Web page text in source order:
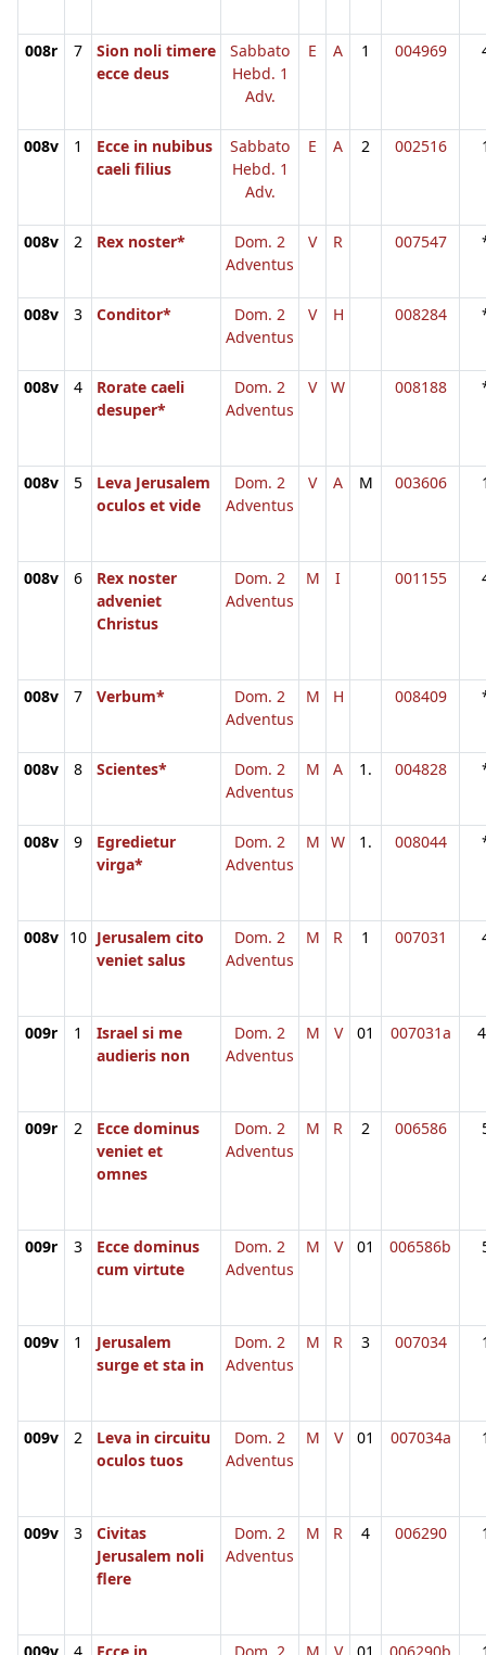
008r 7
Sion noli timere
ecce deus
Sabbato
Hebd. 1
Adv.
E A 1 004969
008v 1
Ecce in nubibus
caeli filius
Sabbato
Hebd. 1
Adv.
E A 2 002516
008v 2 Rex noster*
Dom. 2
Adventus
V R 007547
008v 3 Conditor*
Dom. 2
Adventus
V H 008284
008v 4
Rorate caeli
desuper*
Dom. 2
Adventus
V W 008188
008v 5
Leva Jerusalem
oculos et vide
Dom. 2
Adventus
V A M 003606
008v 6
Rex noster
adveniet
Christus
Dom. 2
Adventus
M I 001155
008v 7 Verbum*
Dom. 2
Adventus
M H 008409
008v 8 Scientes*
Dom. 2
Adventus
M A 1. 004828
008v 9
Egredietur
virga*
Dom. 2
Adventus
M W 1. 008044
008v 10 Jerusalem cito
veniet salus
Dom. 2
Adventus
M R 1 007031
009r 1
Israel si me
audieris non
Dom. 2
Adventus
M V 01 007031a
009r 2
Ecce dominus
veniet et
omnes
Dom. 2
Adventus
M R 2 006586
009r 3
Ecce dominus
cum virtute
Dom. 2
Adventus
M V 01 006586b
009v 1
Jerusalem
surge et sta in
Dom. 2
Adventus
M R 3 007034
009v 2
Leva in circuitu
oculos tuos
Dom. 2
Adventus
M V 01 007034a
009v 3
Civitas
Jerusalem noli
flere
Dom. 2
Adventus
M R 4 006290